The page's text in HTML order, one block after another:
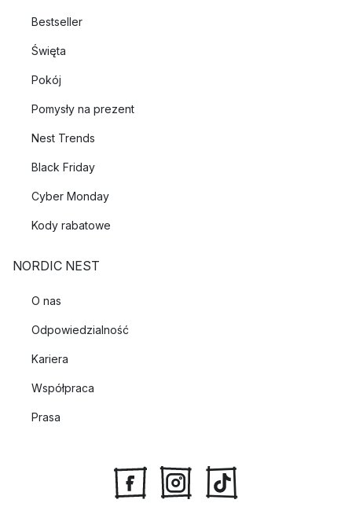
Bestseller
Święta
Pokój
Pomysły na prezent
Nest Trends
Black Friday
Cyber Monday
Kody rabatowe
NORDIC NEST
O nas
Odpowiedzialność
Kariera
Współpraca
Prasa